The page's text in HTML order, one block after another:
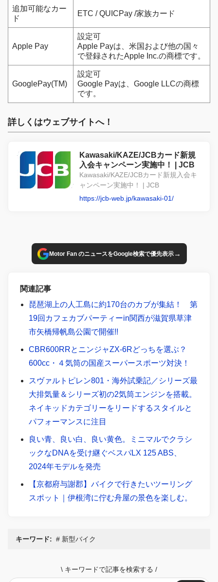
追加可能なカー
ド
ETC / QUICPay /家族カード
Apple Pay
設定可
Apple Payは、米国および他の国々
で登録されたApple Inc.の商標です。
GooglePay(TM)
設定可
Google Payは、Google LLCの商標
です。
詳しくはウェブサイトへ！
Kawasaki/KAZE/JCBカード新規
入会キャンペーン実施中！ | JCB
Kawasaki/KAZE/JCBカード新規入会キ
ャンペーン実施中！ | JCB
https://jcb-web.jp/kawasaki-01/
Motor Fan のニュースをGoogle検索で優先表示→
関連記事
琵琶湖上の人工島に約170台のカブが集結！ 第
19回カフェカブパーティーin関西が滋賀県草津
市矢橋帰帆島公園で開催!!
CBR600RRとニンジャZX-6Rどっちを選ぶ？
600cc・４気筒の国産スーパースポーツ対決！
スヴァルトピレン801・海外試乗記／シリーズ最
大排気量＆シリーズ初の2気筒エンジンを搭載。
ネイキッドカテゴリーをリードするスタイルと
パフォーマンスに注目
良い青、良い白、良い黄色。ミニマルでクラシ
ックなDNAを受け継ぐベスパLX 125 ABS、
2024年モデルを発売
【京都府与謝郡】バイクで行きたいツーリング
スポット｜伊根湾に佇む舟屋の景色を楽しむ。
キーワード: 新型バイク
\ キーワードで記事を検索する /